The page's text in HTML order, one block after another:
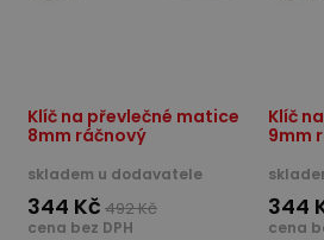
Klíč na převlečné matice
8mm ráčnový
skladem u dodavatele
344 Kč 492 Kč
cena bez DPH
Klíč
9mm
344
cena